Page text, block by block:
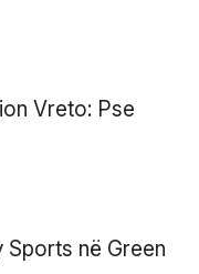
në Green